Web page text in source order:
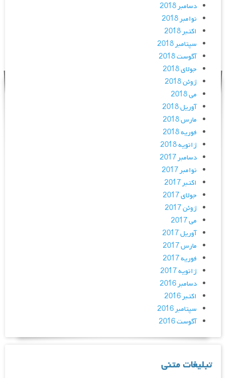
دسامبر 2018
نوامبر 2018
اکتبر 2018
سپتامبر 2018
آگوست 2018
جولای 2018
ژوئن 2018
می 2018
آوریل 2018
مارس 2018
فوریه 2018
ژانویه 2018
دسامبر 2017
نوامبر 2017
اکتبر 2017
جولای 2017
ژوئن 2017
می 2017
آوریل 2017
مارس 2017
فوریه 2017
ژانویه 2017
دسامبر 2016
اکتبر 2016
سپتامبر 2016
آگوست 2016
تبلیغات متنی